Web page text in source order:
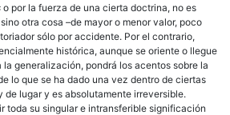
o por la fuerza de una cierta doctrina, no es
otra cosa –de mayor o menor valor, poco
sólo por accidente. Por el contrario,
histórica, aunque se oriente o llegue
generalización, pondrá los acentos sobre la
lo que se ha dado una vez dentro de ciertas
lugar y es absolutamente irreversible.
toda su singular e intransferible significación